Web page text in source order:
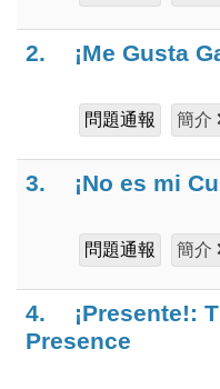
2. ¡Me Gusta
問題通報 簡介
3. ¡No es mi
問題通報 簡介
4.
¡Presente!:
Presence